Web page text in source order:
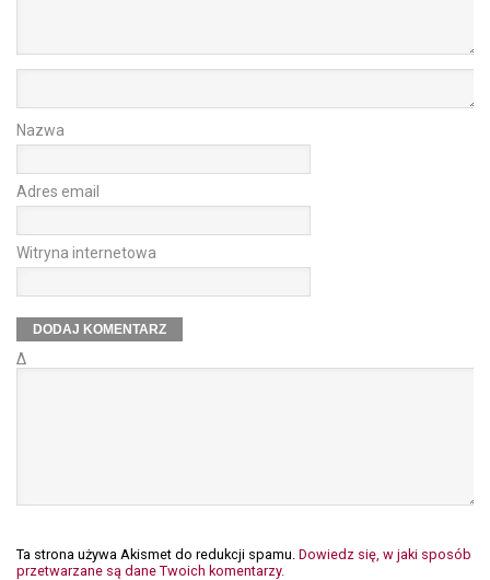
Nazwa
Adres email
Witryna internetowa
Δ
Ta strona używa Akismet do redukcji spamu. Dowiedz się, w jaki sposób
przetwarzane są dane Twoich komentarzy.